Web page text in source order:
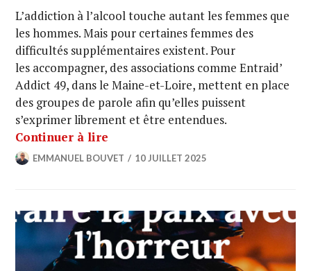
L’addiction à l’alcool touche autant les femmes que
les hommes. Mais pour certaines femmes des
difficultés supplémentaires existent. Pour
les accompagner, des associations comme Entraid’
Addict 49, dans le Maine-et-Loire, mettent en place
des groupes de parole afin qu’elles puissent
s’exprimer librement et être entendues.
Continuer à lire
EMMANUEL BOUVET 10 JUILLET 2025